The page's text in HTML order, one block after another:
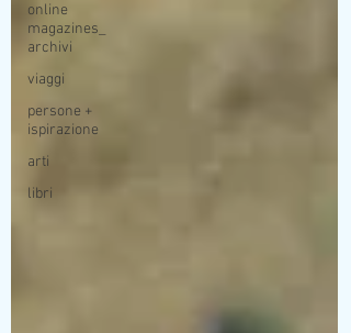
online
magazines_
archivi
viaggi
persone +
ispirazione
arti
libri